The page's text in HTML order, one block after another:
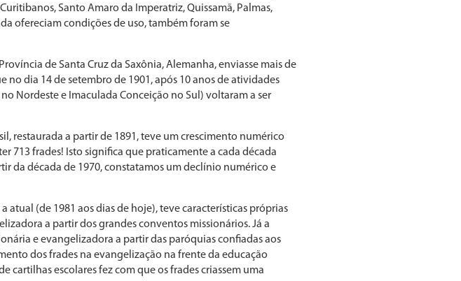
Santo Amaro da Imperatriz, Quissamã, Palmas,
ofereciam condições de uso, também foram se
de Santa Cruz da Saxônia, Alemanha, enviasse mais de
no dia 14 de setembro de 1901, após 10 anos de atividades
Nordeste e Imaculada Conceição no Sul) voltaram a ser
restaurada a partir de 1891, teve um crescimento numérico
713 frades! Isto significa que praticamente a cada década
da década de 1970, constatamos um declínio numérico e
atual (de 1981 aos dias de hoje), teve características próprias
a partir dos grandes conventos missionários. Já a
e evangelizadora a partir das paróquias confiadas aos
dos frades na evangelização na frente da educação
cartilhas escolares fez com que os frades criassem uma